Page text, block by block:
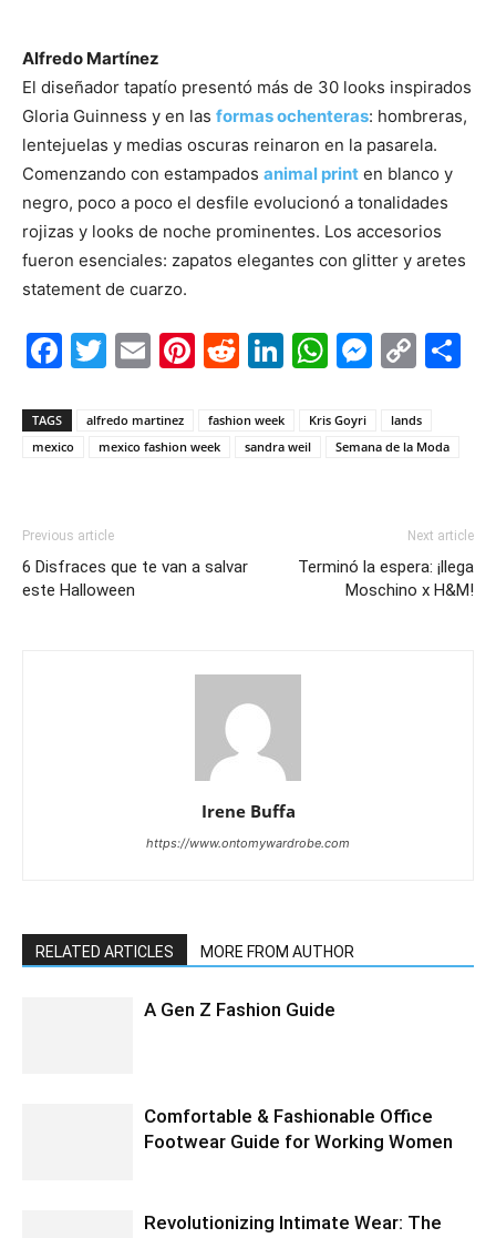
Alfredo Martínez
El diseñador tapatío presentó más de 30 looks inspirados
Gloria Guinness y en las formas ochenteras: hombreras,
lentejuelas y medias oscuras reinaron en la pasarela.
Comenzando con estampados animal print en blanco y
negro, poco a poco el desfile evolucionó a tonalidades
rojizas y looks de noche prominentes. Los accesorios
fueron esenciales: zapatos elegantes con glitter y aretes
statement de cuarzo.
Facebook
Twitter
EmailPinterest
Reddit
LinkedIn
TAGS alfredo martinez fashion week Kris Goyri
lands
mexico
mexico fashion week sandra weil Semana de la Moda
Previous article
6 Disfraces que te van a salvar
este Halloween
Next article
Terminó la espera: ¡llega
Moschino x H&M!
Irene Buffa
https://www.ontomywardrobe.com
RELATED ARTICLES MORE FROM AUTHOR
A Gen Z Fashion Guide
Comfortable & Fashionable Office
Footwear Guide for Working Women
Revolutionizing Intimate Wear: The